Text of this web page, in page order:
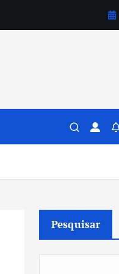
Pesquisar